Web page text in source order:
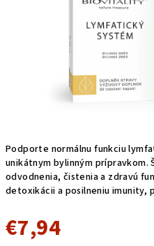
Podporte normálnu funkciu
unikátnym bylinným prípravkom.
odvodnenia, čistenia a zdravú
detoxikácii a posilneniu imunity,
€7,94